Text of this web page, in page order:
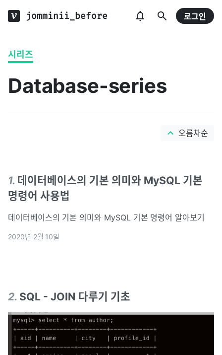
jomminii_before 로그인
시리즈
Database-series
오름차순
1. 데이터베이스의 기본 의미와 MySQL 기본
명령어 사용법
데이터베이스의 기본 의미와 MySQL 기본 명령어 알아보기
2020년 2월 10일
2. SQL - JOIN 다루기 기초